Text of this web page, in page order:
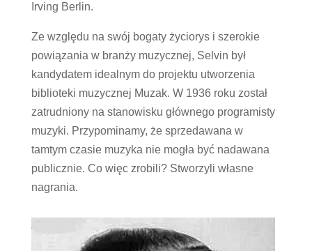
Irving Berlin.
Ze względu na swój bogaty życiorys i szerokie
powiązania w branży muzycznej, Selvin był
kandydatem idealnym do projektu utworzenia
biblioteki muzycznej Muzak. W 1936 roku został
zatrudniony na stanowisku głównego programisty
muzyki. Przypominamy, że sprzedawana w
tamtym czasie muzyka nie mogła być nadawana
publicznie. Co więc zrobili? Stworzyli własne
nagrania.